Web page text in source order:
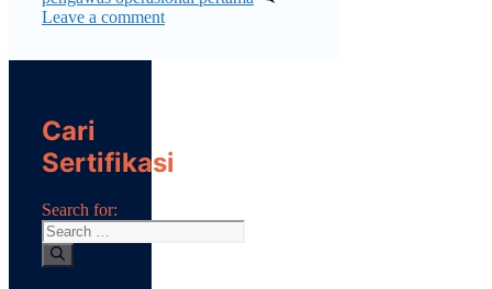
Leave a comment
Cari
Sertifikasi
Search for: